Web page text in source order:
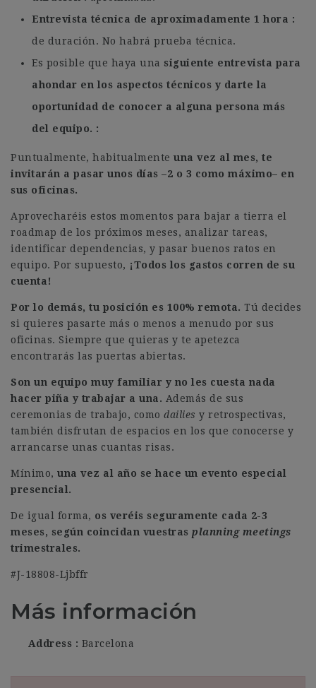
Entrevista técnica de aproximadamente 1 hora
de duración. No habrá prueba técnica.
Es posible que haya una siguiente entrevista para
ahondar en los aspectos técnicos y darte la
oportunidad de conocer a alguna persona más
del equipo.
Puntualmente, habitualmente una vez al mes, te
invitarán a pasar unos días –2 o 3 como máximo– en
sus oficinas.
Aprovecharéis estos momentos para bajar a tierra el
roadmap de los próximos meses, analizar tareas,
identificar dependencias, y pasar buenos ratos en
equipo. Por supuesto, ¡Todos los gastos corren de su
cuenta!
Por lo demás, tu posición es 100% remota. Tú decides
si quieres pasarte más o menos a menudo por sus
oficinas. Siempre que quieras y te apetezca
encontrarás las puertas abiertas.
Son un equipo muy familiar y no les cuesta nada
hacer piña y trabajar a una. Además de sus
ceremonias de trabajo, como dailies y retrospectivas,
también disfrutan de espacios en los que conocerse y
arrancarse unas cuantas risas.
Mínimo, una vez al año se hace un evento especial
presencial.
De igual forma, os veréis seguramente cada 2-3
meses, según coincidan vuestras planning meetings
trimestrales.
#J-18808-Ljbffr
Más información
Address Barcelona